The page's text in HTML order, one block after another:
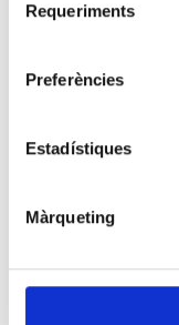
Requeriments
Preferències
Estadístiques
Màrqueting